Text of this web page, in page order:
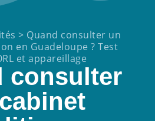
> Quand consulter un
en Guadeloupe ? Test
et appareillage
consulter